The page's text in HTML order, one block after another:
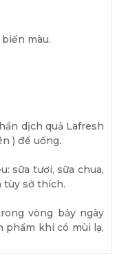
màu.
dịch quả Lafresh
) để uống.
sữa tươi, sữa chua,
tùy sở thích.
vòng bảy ngày
phẩm khi có mùi lạ,